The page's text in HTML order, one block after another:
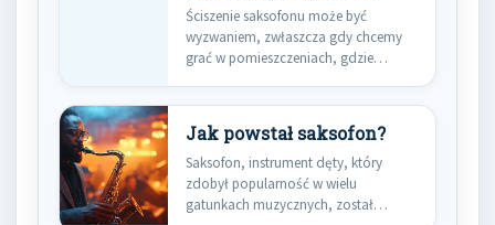
Ściszenie saksofonu może być
wyzwaniem, zwłaszcza gdy chcemy
grać w pomieszczeniach, gdzie
Jak powstał saksofon?
Saksofon, instrument dęty, który
zdobył popularność w wielu
gatunkach muzycznych, został